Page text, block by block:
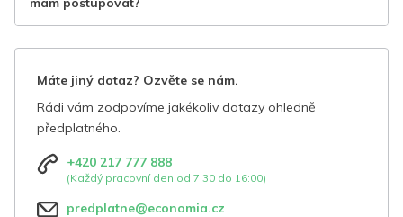
Máte jiný dotaz? Ozvěte se nám.
Rádi vám zodpovíme jakékoliv dotazy ohledně
předplatného.
+420 217 777 888
(Každý pracovní den od 7:30 do 16:00)
predplatne@economia.cz